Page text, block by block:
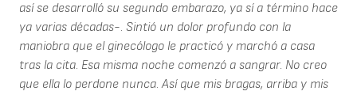
así se desarrolló su segundo embarazo, ya sí a término hace
ya varias décadas-. Sintió un dolor profundo con la
maniobra que el ginecólogo le practicó y marchó a casa
tras la cita. Esa misma noche comenzó a sangrar. No creo
que ella lo perdone nunca. Así que mis bragas, arriba y mis